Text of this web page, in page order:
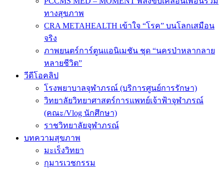
ทางสุขภาพ
CRA METAHEALTH เข้าใจ “โรค” บนโลกเสมือน
จริง
ภาพยนตร์การ์ตูนแอนิเมชัน ชุด “นครป่าหลากลาย
หลายชีวิต”
วีดีโอคลิป
โรงพยาบาลจุฬาภรณ์ (บริการศูนย์การรักษา)
วิทยาลัยวิทยาศาสตร์การแพทย์เจ้าฟ้าจุฬาภรณ์
(คณะ/Vlog นักศึกษา)
ราชวิทยาลัยจุฬาภรณ์
บทความสุขภาพ
มะเร็งวิทยา
กุมารเวชกรรม